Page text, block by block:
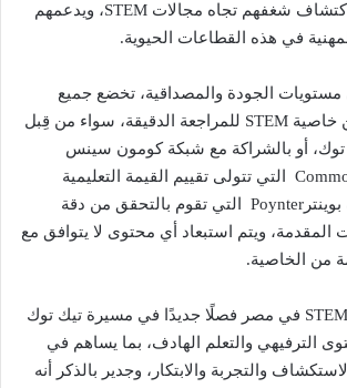
غني يلهم الشباب لاكتشاف شغفهم تجاه مجالات STEM، ويدعمهم
في هذه القطاعات الحيوية.
الجودة والمصداقية، تخضع جميع
مقاطع الفيديو ضمن خاصية STEM للمراجعة الدقيقة، سواء من قِبل
أو بالشراكة مع شبكة كومون سينس
Common Sense Networks التي تتولى تقييم القيمة التعليمية
للمحتوى، ومؤسسة بوينترPoynter التي تقوم بالتحقق من دقة
المقدمة، ويتم استبعاد أي محتوى لا يتوافق مع
من الخاصية.
ويمثل إطلاق موجز STEM في مصر فصلًا جديدًا في مسيرة تيك توك
الترفيهي والتعلم الهادف، بما يساهم في
والتجربة والابتكار، وجدير بالذكر أنه